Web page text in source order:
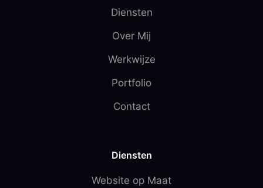
Diensten
Over Mij
Werkwijze
Portfolio
Contact
Diensten
Website op Maat